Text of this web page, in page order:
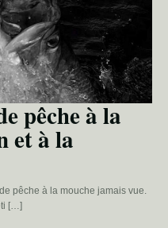
pêche à la
et à la
pêche à la mouche jamais vue.
[…]